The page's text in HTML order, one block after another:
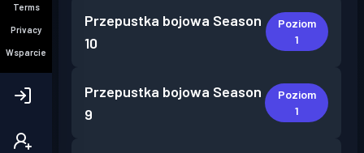
Terms
Privacy
Wsparcie
Przepustka bojowa Season
10
Poziom
1
Przepustka bojowa Season
9
Poziom
1